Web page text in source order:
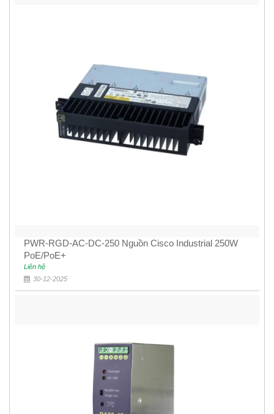
PWR-RGD-AC-DC-250 Nguồn Cisco Industrial 250W
PoE/PoE+
Liên hệ
30-12-2025